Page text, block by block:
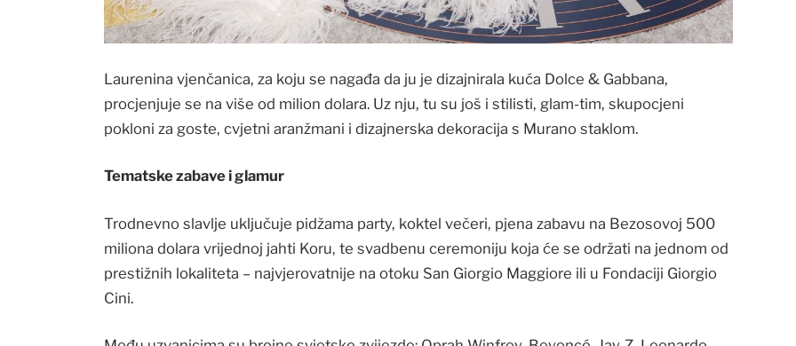
Laurenina vjenčanica, za koju se nagađa da ju je dizajnirala kuća Dolce & Gabbana,
procjenjuje se na više od milion dolara. Uz nju, tu su još i stilisti, glam-tim, skupocjeni
pokloni za goste, cvjetni aranžmani i dizajnerska dekoracija s Murano staklom.
Tematske zabave i glamur
Trodnevno slavlje uključuje pidžama party, koktel večeri, pjena zabavu na Bezosovoj 500
miliona dolara vrijednoj jahti Koru, te svadbenu ceremoniju koja će se održati na jednom od
prestižnih lokaliteta – najvjerovatnije na otoku San Giorgio Maggiore ili u Fondaciji Giorgio
Cini.